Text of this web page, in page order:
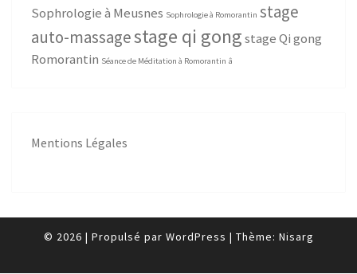
Sophrologie à Meusnes Sophrologie à Romorantin stage
auto-massagestage qi gongstage Qi gong
Romorantin Séance de Méditation à Romorantin â
Mentions Légales
© 2026 | Propulsé par WordPress | Thème: Nisarg